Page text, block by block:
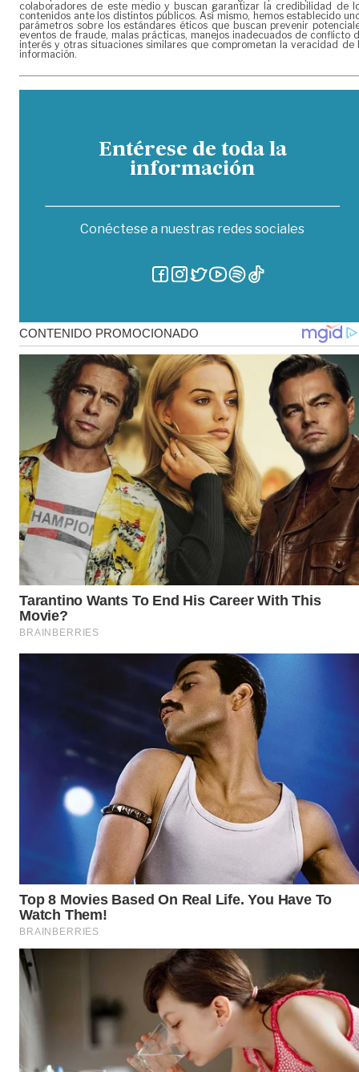
colaboradores de este medio y buscan garantizar la credibilidad de
contenidos ante los distintos públicos. Así mismo, hemos establecido
parámetros sobre los estándares éticos que buscan prevenir
eventos de fraude, malas prácticas, manejos inadecuados de conflicto
interés y otras situaciones similares que comprometan la veracidad de
información.
Entérese de toda la
información
Conéctese a nuestras redes sociales